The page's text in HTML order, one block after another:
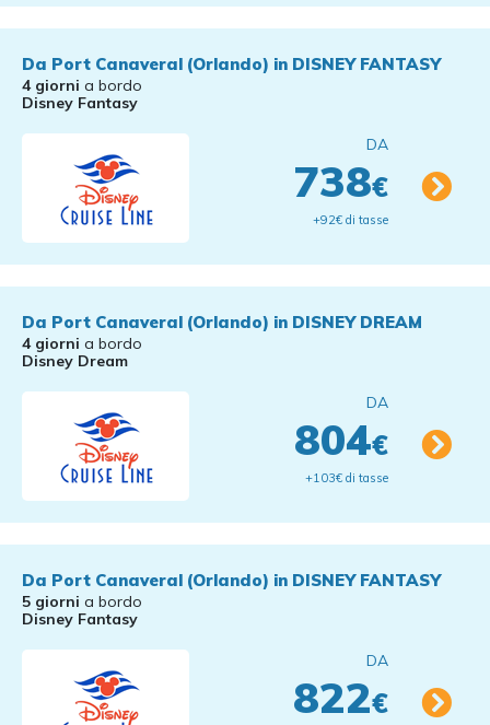
Da Port Canaveral (Orlando) in DISNEY FANTASY
4 giorni a bordo
Disney Fantasy
DA
738€
+92€ di tasse
Da Port Canaveral (Orlando) in DISNEY DREAM
4 giorni a bordo
Disney Dream
DA
804€
+103€ di tasse
Da Port Canaveral (Orlando) in DISNEY FANTASY
5 giorni a bordo
Disney Fantasy
DA
822€